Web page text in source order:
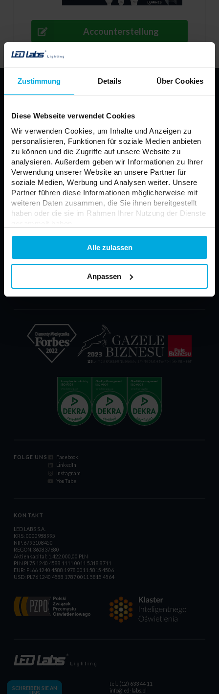
Zustimmung Details Über Cookies
Diese Webseite verwendet Cookies
Wir verwenden Cookies, um Inhalte und Anzeigen zu
personalisieren, Funktionen für soziale Medien anbieten
zu können und die Zugriffe auf unsere Website zu
analysieren. Außerdem geben wir Informationen zu Ihrer
Verwendung unserer Website an unsere Partner für
soziale Medien, Werbung und Analysen weiter. Unsere
Partner führen diese Informationen möglicherweise mit
weiteren Daten zusammen, die Sie ihnen bereitgestellt
haben oder die sie im Rahmen Ihrer Nutzung der Dienste
DatenschutzerklarungAlle zulassen
Anpassen
Accounterstellung
LUMINES LED-Leuchten LED Lichquellen
LED Netzteile LED Steuerung
Rahmen Module
LED für Ihr Auto Verbinder LED
LED Panel Strahler
Neon LED Außenlampen
Kontakt Formular
Zertifikat ISO 9001:2015
FOLGE UNS
Facebook
LinkedIn
Instagram
YouTube
KONTAKT
LED LABS S.A.
KRS: 0000988995
NIP:6793108450
REGON:360837680
Aktienkapital: 1.422.000,00 PLN
PLN PL75 1240 4588 1111 0011 5318 8711
EUR: PL66 1240 4588 1978 0011 5815 4506
USD: PL76 1240 4588 1787 0011 5815 4564
SCHREIBEN SIE AN
tel.: (12) 633 44 11
info@led-labs.pl